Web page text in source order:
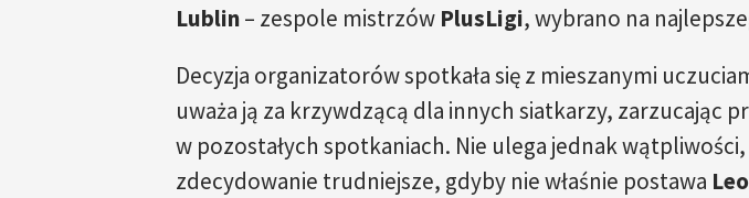
Lublin– zespole mistrzów PlusLigi, wybrano na
Decyzja organizatorów spotkała się z mieszanymi
uważa ją za krzywdzącą dla innych siatkarzy, zarzucając
w pozostałych spotkaniach. Nie ulega jednak
zdecydowanie trudniejsze, gdyby nie właśnie postawa